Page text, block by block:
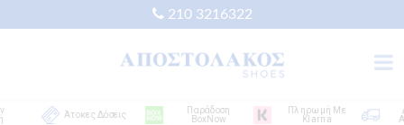
210 3216322
Άτοκες Δόσεις
Παράδοση
BoxNow
Πληρωμή Με
Klarna